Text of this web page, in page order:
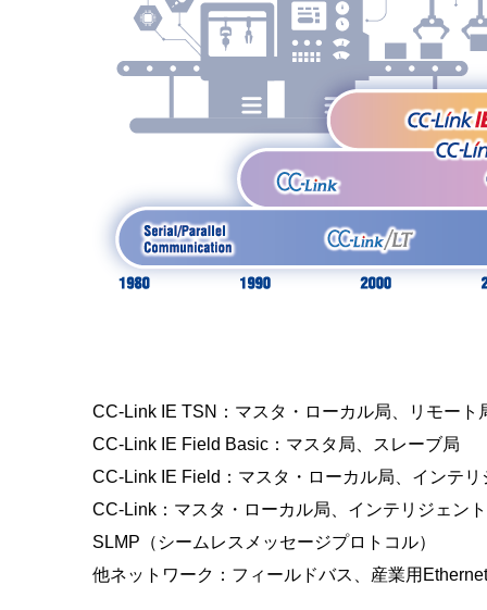
CC-Link IE TSN：マスタ・ローカル局、リモート
CC-Link IE Field Basic：マスタ局、スレーブ局
CC-Link IE Field：マスタ・ローカル局、インテ
CC-Link：マスタ・ローカル局、インテリジェン
SLMP（シームレスメッセージプロトコル）
他ネットワーク：フィールドバス、産業用